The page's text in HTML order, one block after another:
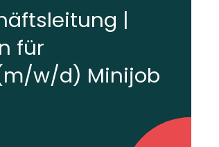
|
für
w/d) Minijob